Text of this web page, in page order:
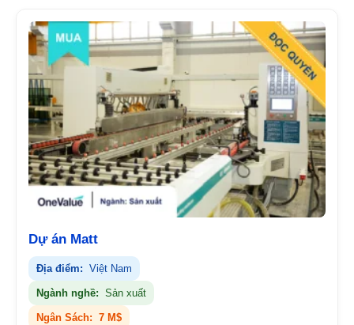
Dự án Matt
Địa điểm: Việt Nam
Ngành nghề: Sản xuất
Ngân Sách: 7 M$